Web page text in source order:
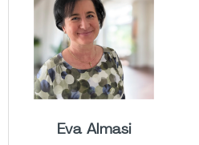
Eva Almasi